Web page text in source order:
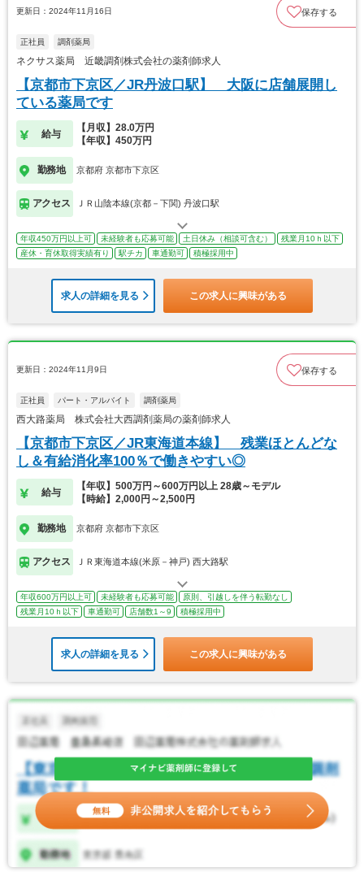
更新日：2024年11月16日 保存する
正社員 調剤薬局
ネクサス薬局 近畿調剤株式会社の薬剤師求人
【京都市下京区／JR丹波口駅】 大阪に店舗展開し
ている薬局です
給与
【月収】28.0万円
【年収】450万円
勤務地 京都府 京都市下京区
アクセス ＪＲ山陰本線(京都－下関) 丹波口駅
年収450万円以上可 未経験者も応募可能 土日休み（相談可含む）
残業月10ｈ以下
産休・育休取得実績有り
駅チカ 車通勤可 積極採用中
求人の詳細を見る この求人に興味がある
更新日：2024年11月9日 保存する
正社員 パート・アルバイト 調剤薬局
西大路薬局 株式会社大西調剤薬局の薬剤師求人
【京都市下京区／JR東海道本線】 残業ほとんどな
し＆有給消化率100％で働きやすい◎
給与
【年収】500万円～600万円以上 28歳～モデル
【時給】2,000円～2,500円
勤務地 京都府 京都市下京区
アクセス ＪＲ東海道本線(米原－神戸) 西大路駅
年収600万円以上可 未経験者も応募可能
原則、引越しを伴う転勤なし
残業月10ｈ以下
車通勤可 店舗数1～9 積極採用中
求人の詳細を見る この求人に興味がある